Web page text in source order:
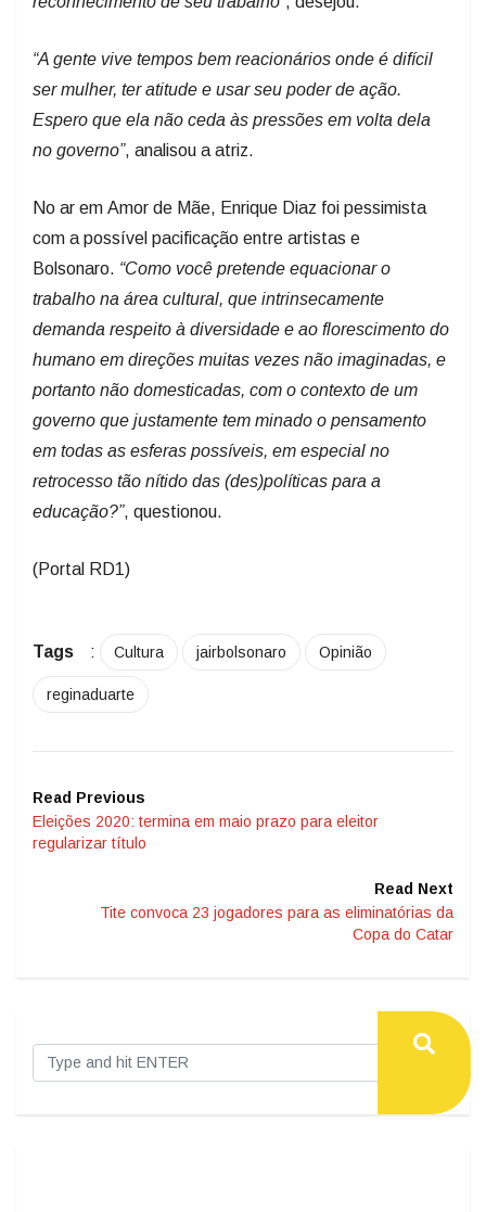
“A gente vive tempos bem reacionários onde é difícil
ser mulher, ter atitude e usar seu poder de ação.
Espero que ela não ceda às pressões em volta dela
no governo”, analisou a atriz.
No ar em Amor de Mãe, Enrique Diaz foi pessimista
com a possível pacificação entre artistas e
Bolsonaro. “Como você pretende equacionar o
trabalho na área cultural, que intrinsecamente
demanda respeito à diversidade e ao florescimento do
humano em direções muitas vezes não imaginadas, e
portanto não domesticadas, com o contexto de um
governo que justamente tem minado o pensamento
em todas as esferas possíveis, em especial no
retrocesso tão nítido das (des)políticas para a
educação?”, questionou.
(Portal RD1)
Tags : Cultura jairbolsonaro Opinião
reginaduarte
Read Previous
Eleições 2020: termina em maio prazo para eleitor
regularizar título
Read Next
Tite convoca 23 jogadores para as eliminatórias da
Copa do Catar